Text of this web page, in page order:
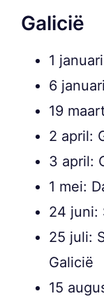
Galicië
1
6
19
2 april:
3 april:
1 mei:
24 juni:
25 juli:
Galicië
15